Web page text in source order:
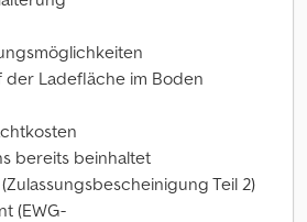
der Ladefläche im Boden
bereits beinhaltet
Teil 2)
(EWG-